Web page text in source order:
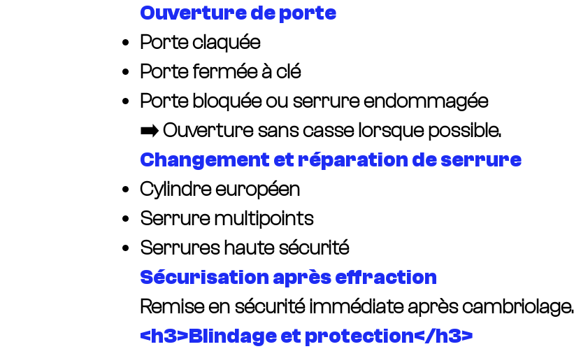
Ouverture de porte
Porte claquée
Porte fermée à clé
Porte bloquée ou serrure endommagée
➡️ Ouverture sans casse lorsque possible.
Changement et réparation de serrure
Cylindre européen
Serrure multipoints
Serrures haute sécurité
Sécurisation après effraction
Remise en sécurité immédiate après cambriolage.
<h3>Blindage et protection</h3>